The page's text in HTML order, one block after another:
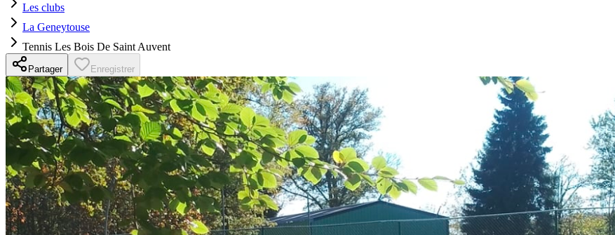
Les clubs
La Geneytouse
Tennis Les Bois De Saint Auvent
Partager Enregistrer